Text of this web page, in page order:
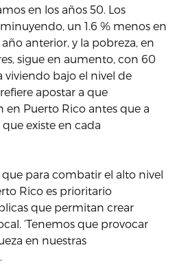
en los años 50. Los
un 1.6 % menos en
anterior, y la pobreza, en
sigue en aumento, con 60
viviendo bajo el nivel de
apostar a que
en Puerto Rico antes que a
existe en cada
para combatir el alto nivel
Rico es prioritario
que permitan crear
‘Tenemos que provocar
en nuestras